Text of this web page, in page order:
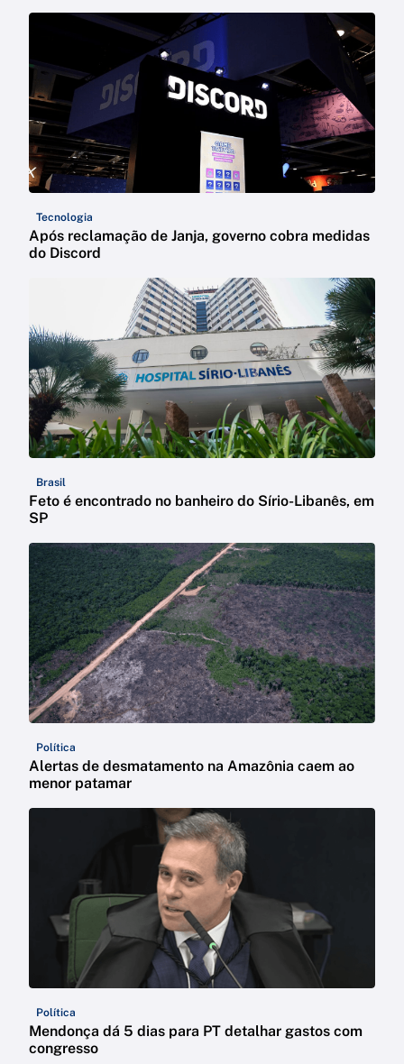
Tecnologia
Após reclamação de Janja, governo cobra medidas
do Discord
Brasil
Feto é encontrado no banheiro do Sírio-Libanês, em
SP
Política
Alertas de desmatamento na Amazônia caem ao
menor patamar
Política
Mendonça dá 5 dias para PT detalhar gastos com
congresso